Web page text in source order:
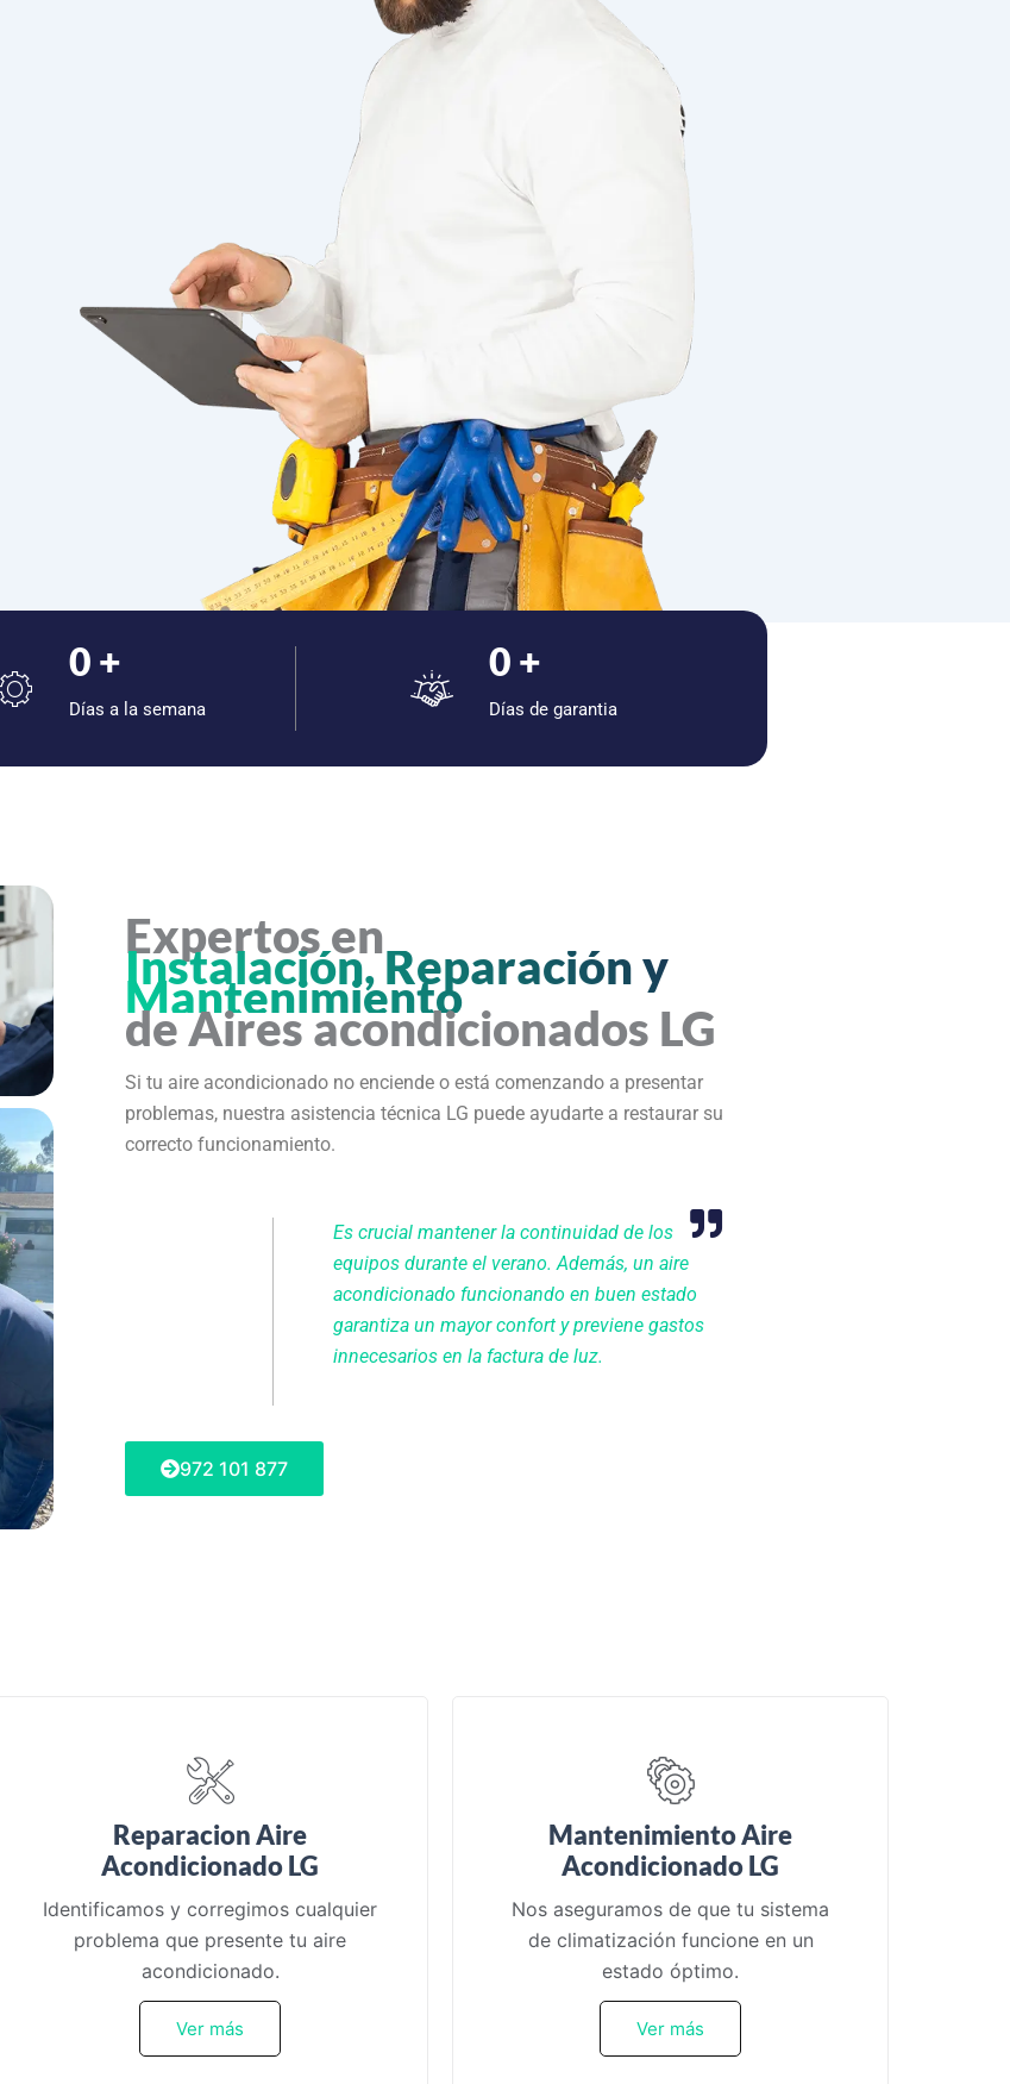
0 +
Días a la semana
0 +
Días de garantia
Expertos en
Instalación, Reparación y
Mantenimiento
de Aires acondicionados LG
Si tu aire acondicionado no enciende o está comenzando a presentar
problemas, nuestra asistencia técnica LG puede ayudarte a restaurar su
correcto funcionamiento.
Es crucial mantener la continuidad de los
equipos durante el verano. Además, un aire
acondicionado funcionando en buen estado
garantiza un mayor confort y previene gastos
innecesarios en la factura de luz.
972 101 877
Reparacion Aire
Acondicionado LG
Identificamos y corregimos cualquier
problema que presente tu aire
acondicionado.
Ver más
Mantenimiento Aire
Acondicionado LG
Nos aseguramos de que tu sistema
de climatización funcione en un
estado óptimo.
Ver más